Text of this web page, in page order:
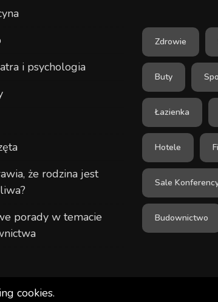
i psychologia
że rodzina jest
porady w temacie
Zdrowie
Buty
Łazienka
Hotele
Sale
Budownictwo
cookies.